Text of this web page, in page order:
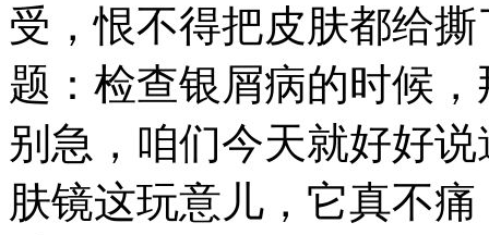
受，恨不得把皮肤都给
题：检查银屑病的时候
别急，咱们今天就好好
肤镜这玩意儿，它真不